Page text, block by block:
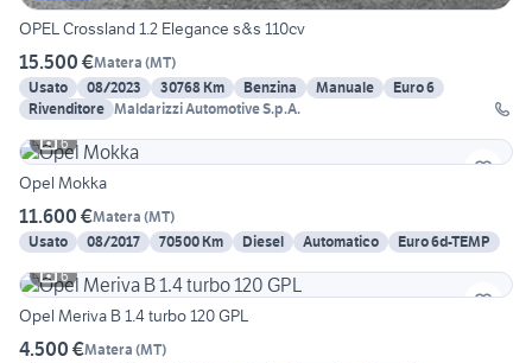
OPEL Crossland 1.2 Elegance s&s 110cv
15.500 €Matera (MT)
Usato
08/2023 30768 Km Benzina Manuale
Euro 6
Rivenditore Maldarizzi Automotive S.p.A.
6
Opel Mokka
11.600 €Matera (MT)
Usato
08/2017 70500 Km Diesel Automatico
Euro 6d-TEMP
6
Opel Meriva B 1.4 turbo 120 GPL
4.500 €Matera (MT)